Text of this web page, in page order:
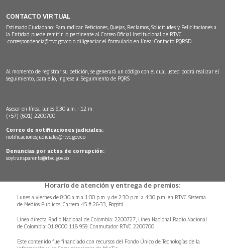
CONTACTO VIRTUAL
Estimado Ciudadano: Para radicar Peticiones, Quejas, Reclamos, Solicitudes y Felicitaciones a
la Entidad puede remitir lo pertinente al Correo Oficial Institucional de RTVC
correspondencia@rtvc.gov.co o diligenciar el formulario en línea: Contacto PQRSD.
Al momento de registrar su petición, se generará un código con el cual usted podrá realizar el
seguimiento, para ello, ingrese a: Seguimiento de PQRS
Asesor en línea: lunes 9:30 a.m. - 12 m
(+57) (601) 2200700
Correo de notificaciones judiciales:
notificacionesjudiciales@rtvc.gov.co
Denuncias por actos de corrupción:
soytransparente@rtvc.gov.co
Horario de atención y entrega de premios:
Lunes a viernes de 8:30 a.m.a 1:00 p.m. y de 2:30 p.m. a 4:30 p.m. en RTVC Sistema
de Medios Públicos, Carrera 45 # 26-33, Bogotá.
Línea directa Radio Nacional de Colombia: 2200727, Línea Nacional Radio Nacional
de Colombia: 01 8000 118 959. Conmutador RTVC 2200700
Este contenido fue financiado con recursos del Fondo Único de Tecnologías de la